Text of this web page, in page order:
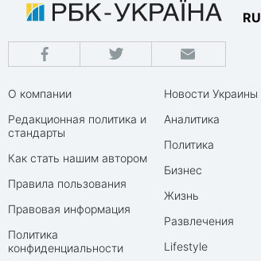
RU
О компании
Редакционная политика и
стандарты
Как стать нашим автором
Правила пользования
Правовая информация
Политика
конфиденциальности
Новости Украины
Аналитика
Политика
Бизнес
Жизнь
Развлечения
Lifestyle